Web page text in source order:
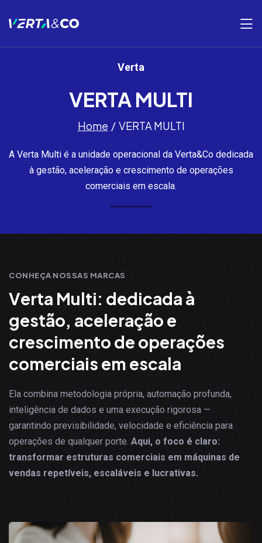
Verta
VERTA MULTI
Home VERTA MULTI
A Verta Multi é a unidade operacional da Verta&Co dedicada
à gestão, aceleração e crescimento de operações
comerciais em escala.
CONHEÇA NOSSAS MARCAS
Verta Multi: dedicada à
gestão, aceleração e
crescimento de operações
comerciais em escala
Ela combina metodologia própria, automação profunda,
inteligência de dados e uma execução rigorosa —
garantindo previsibilidade, velocidade e eficiência para
operações de qualquer porte. Aqui, o foco é claro:
transformar estruturas comerciais em máquinas de
vendas repetíveis, escaláveis e lucrativas.